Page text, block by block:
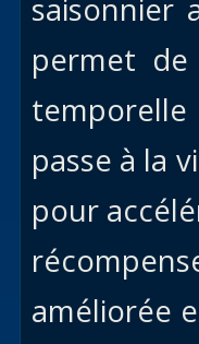
saisonnier
permet
passe à la
pour
améliorée